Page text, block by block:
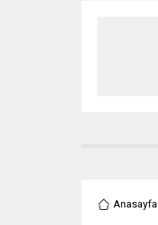
Anasayfa